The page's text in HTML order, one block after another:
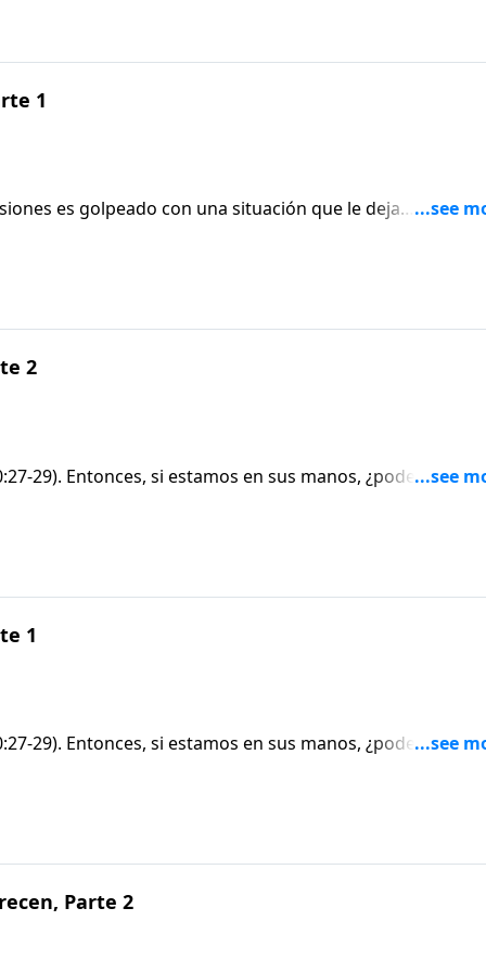
1
es golpeado con una situación que le deja
El pastor Adrián Rogers explica qué hacer y cómo
2
29). Entonces, si estamos en sus manos, ¿podemos ser
pudiera hacerlo, ese alguien sería mucho más poderoso
1
29). Entonces, si estamos en sus manos, ¿podemos ser
pudiera hacerlo, ese alguien sería mucho más poderoso
Parte 2